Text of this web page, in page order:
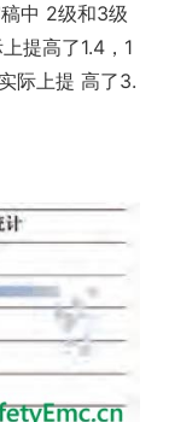
中 2级和3级
提高了1.4，1
际上提 高了3.